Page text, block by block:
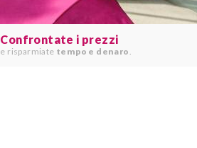
Confrontate i prezzi
e risparmiate tempo e denaro